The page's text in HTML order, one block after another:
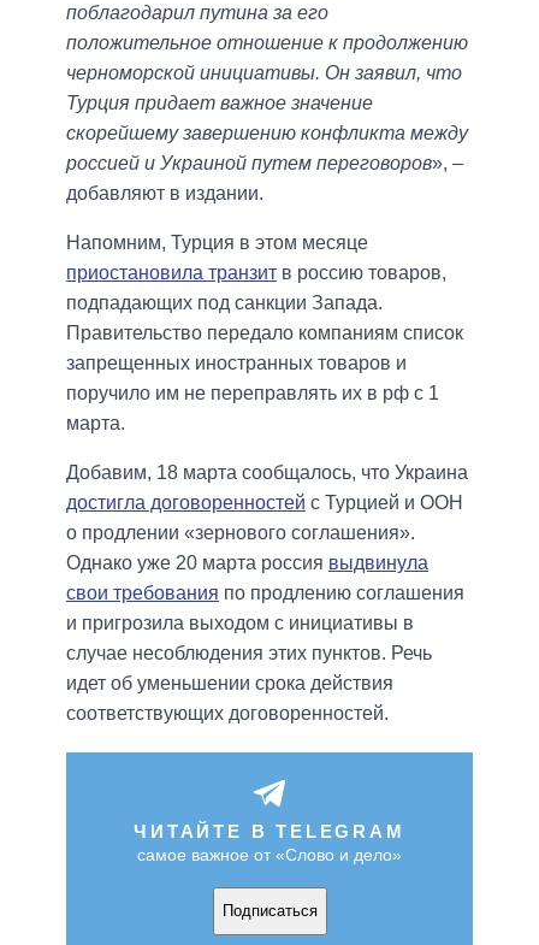
поблагодарил путина за его
положительное отношение к продолжению
черноморской инициативы. Он заявил, что
Турция придает важное значение
скорейшему завершению конфликта между
россией и Украиной путем переговоров», –
добавляют в издании.
Напомним, Турция в этом месяце
приостановила транзит в россию товаров,
подпадающих под санкции Запада.
Правительство передало компаниям список
запрещенных иностранных товаров и
поручило им не переправлять их в рф с 1
марта.
Добавим, 18 марта сообщалось, что Украина
достигла договоренностей с Турцией и ООН
о продлении «зернового соглашения».
Однако уже 20 марта россия выдвинула
свои требования по продлению соглашения
и пригрозила выходом с инициативы в
случае несоблюдения этих пунктов. Речь
идет об уменьшении срока действия
соответствующих договоренностей.
ЧИТАЙТЕ В TELEGRAM
самое важное от «Слово и дело»
Подписаться